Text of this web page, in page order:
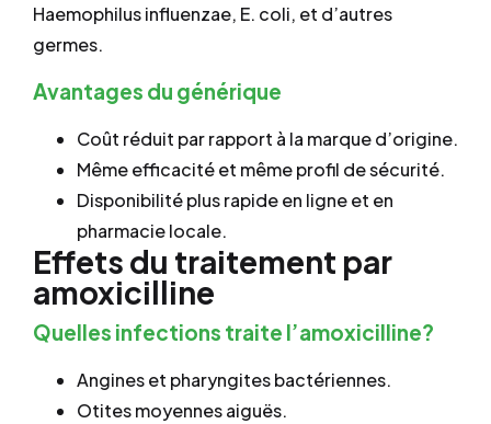
Haemophilus influenzae, E. coli, et d’autres
germes.
Avantages du générique
Coût réduit par rapport à la marque d’origine.
Même efficacité et même profil de sécurité.
Disponibilité plus rapide en ligne et en
pharmacie locale.
Effets du traitement par
amoxicilline
Quelles infections traite l’amoxicilline?
Angines et pharyngites bactériennes.
Otites moyennes aiguës.